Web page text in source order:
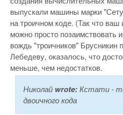
выпускали машины марки
на троичном коде. (Так что
можно просто позаимствовать
вождь "троичников" Брусникин
Лебедеву, оказалось, что
меньше, чем недостатков.
Николай wrote:Кстати -
двоичного кода